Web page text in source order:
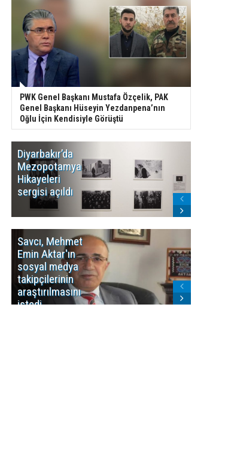
PWK Genel Başkanı Mustafa Özçelik, PAK
Genel Başkanı Hüseyin Yezdanpena’nın
Oğlu İçin Kendisiyle Görüştü
Diyarbakır’da
Mezopotamya
Hikayeleri
sergisi açıldı
Savcı, Mehmet
Emin Aktar'ın
sosyal medya
takipçilerinin
araştırılmasını
istedi